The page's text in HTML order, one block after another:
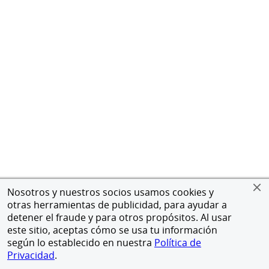
Nosotros y nuestros socios usamos cookies y
otras herramientas de publicidad, para ayudar a
detener el fraude y para otros propósitos. Al usar
este sitio, aceptas cómo se usa tu información
según lo establecido en nuestra Política de
Privacidad.